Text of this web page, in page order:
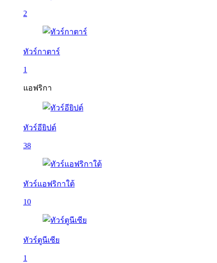
2
ทัวร์กาตาร์
1
แอฟริกา
ทัวร์อียิปต์
38
ทัวร์แอฟริกาใต้
10
ทัวร์ตูนีเซีย
1